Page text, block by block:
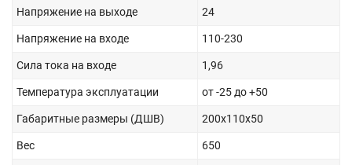
Напряжение на выходе 24
Напряжение на входе 110-230
Сила тока на входе 1,96
Температура эксплуатации от -25 до +50
Габаритные размеры (ДШВ) 200х110х50
Вес 650